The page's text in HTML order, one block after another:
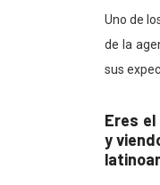
Uno de
de la
sus
Eres
y